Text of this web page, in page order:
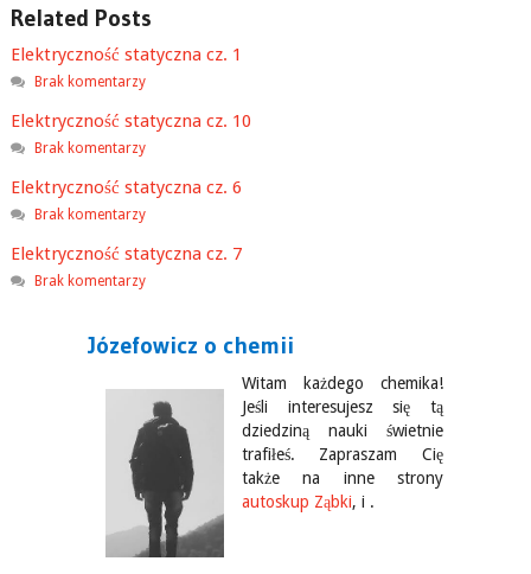
Related Posts
Elektryczność statyczna cz. 1
Brak komentarzy
Elektryczność statyczna cz. 10
Brak komentarzy
Elektryczność statyczna cz. 6
Brak komentarzy
Elektryczność statyczna cz. 7
Brak komentarzy
Józefowicz o chemii
Witam każdego chemika!
Jeśli interesujesz się tą
dziedziną nauki świetnie
trafiłeś. Zapraszam Cię
także na inne strony
autoskup Ząbki, i .